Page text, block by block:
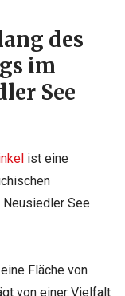
des
im
See
ist eine
Neusiedler See
Fläche von
von einer Vielfalt